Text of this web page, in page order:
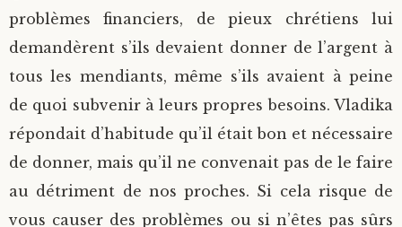
problèmes financiers, de pieux chrétiens lui
demandèrent s’ils devaient donner de l’argent à
tous les mendiants, même s’ils avaient à peine
de quoi subvenir à leurs propres besoins. Vladika
répondait d’habitude qu’il était bon et nécessaire
de donner, mais qu’il ne convenait pas de le faire
au détriment de nos proches. Si cela risque de
vous causer des problèmes ou si n’êtes pas sûrs